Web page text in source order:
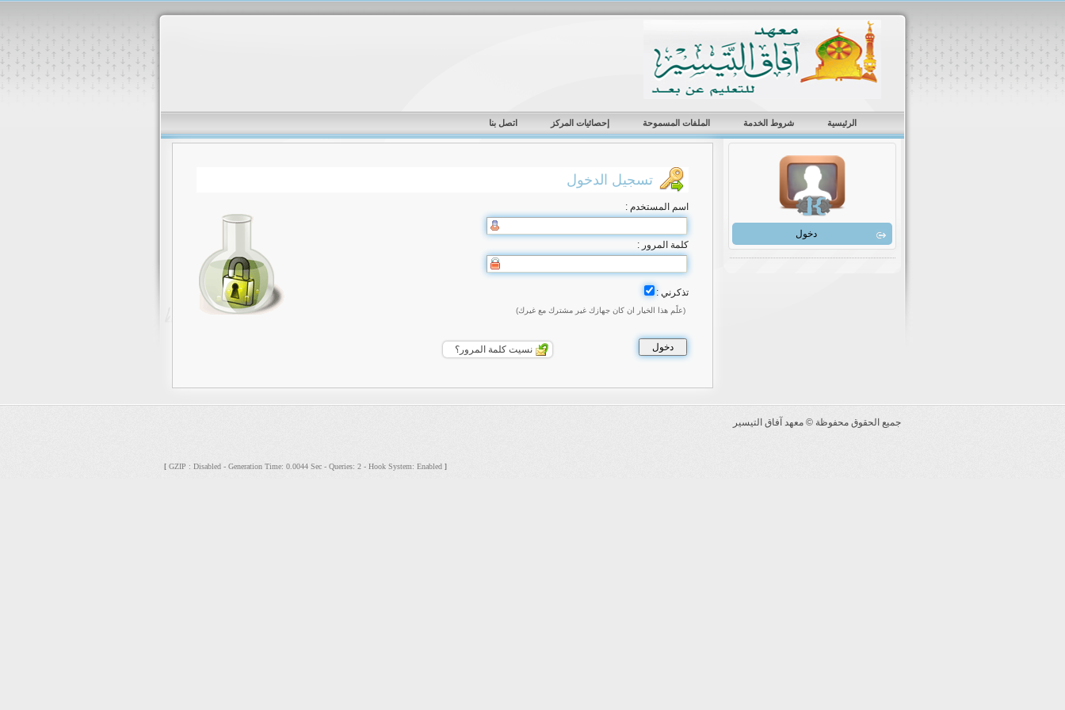
الرئيسية شروط الخدمة الملفات المسموحة إحصائيات المركز اتصل بنا
دخول
تسجيل الدخول
اسم المستخدم :
كلمة المرور :
تذكرني :
(علًم هذا الخيار ان كان جهازك غير مشترك مع غيرك)
نسيت كلمة المرور؟
جميع الحقوق محفوظة © معهد آفاق التيسير
[ GZIP : Disabled - Generation Time: 0.0044 Sec - Queries: 2 - Hook System: Enabled ]